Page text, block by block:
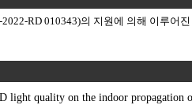
RD 010343)의 지원에 의해 이루어
light quality on the indoor propagation